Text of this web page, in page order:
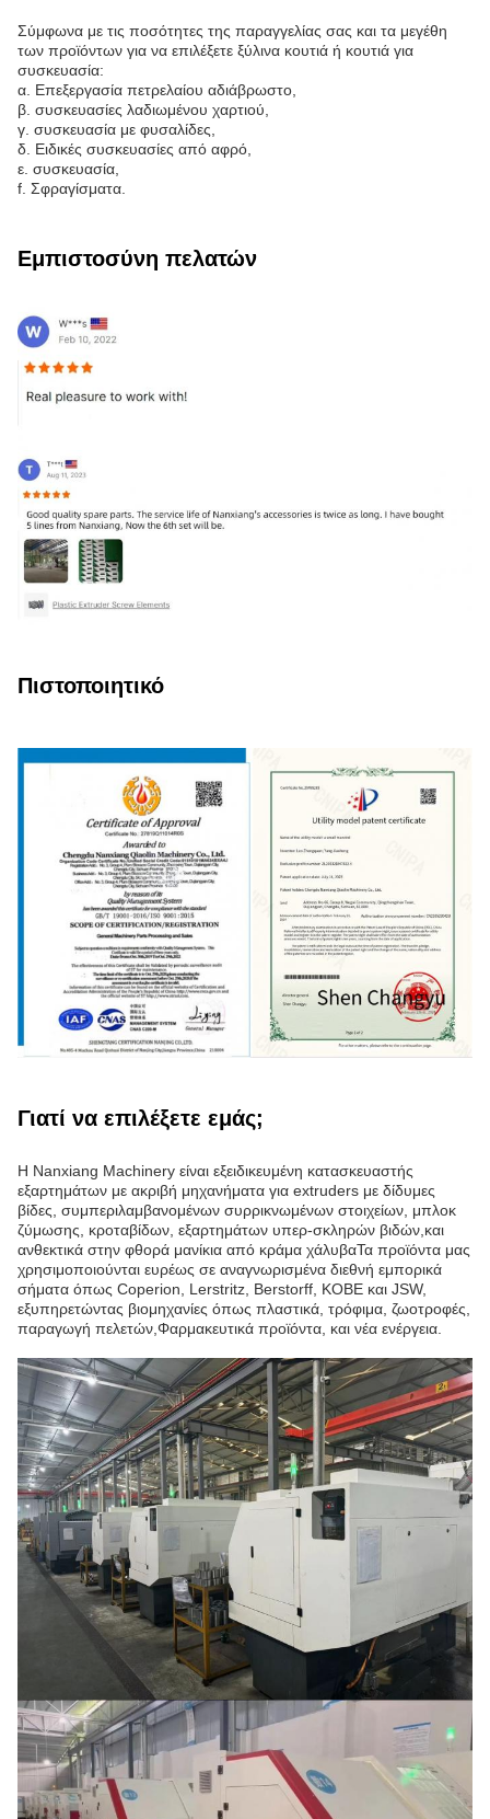
Σύμφωνα με τις ποσότητες της παραγγελίας σας και τα μεγέθη
των προϊόντων για να επιλέξετε ξύλινα κουτιά ή κουτιά για
συσκευασία:
α. Επεξεργασία πετρελαίου αδιάβρωστο,
β. συσκευασίες λαδιωμένου χαρτιού,
γ. συσκευασία με φυσαλίδες,
δ. Ειδικές συσκευασίες από αφρό,
ε. συσκευασία,
f. Σφραγίσματα.
Εμπιστοσύνη πελατών
Πιστοποιητικό
Γιατί να επιλέξετε εμάς;
Η Nanxiang Machinery είναι εξειδικευμένη κατασκευαστής
εξαρτημάτων με ακριβή μηχανήματα για extruders με δίδυμες
βίδες, συμπεριλαμβανομένων συρρικνωμένων στοιχείων, μπλοκ
ζύμωσης, κροταβίδων, εξαρτημάτων υπερ-σκληρών βιδών,και
ανθεκτικά στην φθορά μανίκια από κράμα χάλυβαΤα προϊόντα μας
χρησιμοποιούνται ευρέως σε αναγνωρισμένα διεθνή εμπορικά
σήματα όπως Coperion, Lerstritz, Berstorff, KOBE και JSW,
εξυπηρετώντας βιομηχανίες όπως πλαστικά, τρόφιμα, ζωοτροφές,
παραγωγή πελετών,Φαρμακευτικά προϊόντα, και νέα ενέργεια.